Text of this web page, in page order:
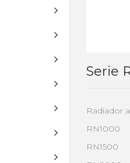
Serie
Radiador
RN1000
RN1500